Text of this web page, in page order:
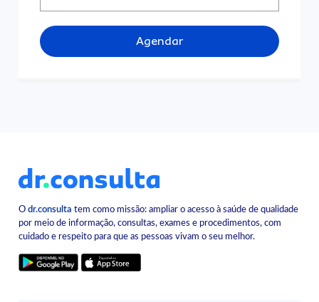
Agendar
Odr.consulta tem como missão: ampliar o acesso à saúde de qualidade
por meio de informação, consultas, exames e procedimentos, com
cuidado e respeito para que as pessoas vivam o seu melhor.